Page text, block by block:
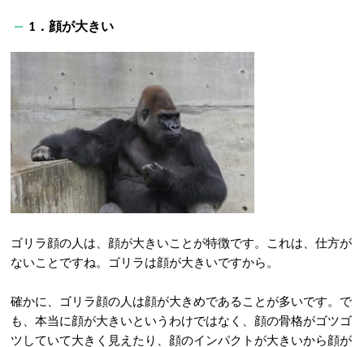
1．顔が大きい
ゴリラ顔の人は、顔が大きいことが特徴です。これは、仕方が
ないことですね。ゴリラは顔が大きいですから。
確かに、ゴリラ顔の人は顔が大きめであることが多いです。で
も、本当に顔が大きいというわけではなく、顔の骨格がゴツゴ
ツしていて大きく見えたり、顔のインパクトが大きいから顔が